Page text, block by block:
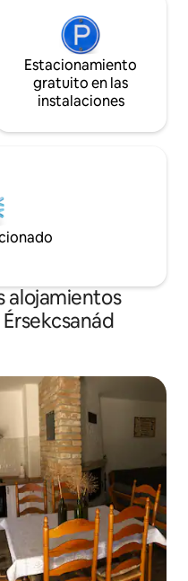
Estacionamiento
gratuito en las
instalaciones
alojamientos
huéspedes